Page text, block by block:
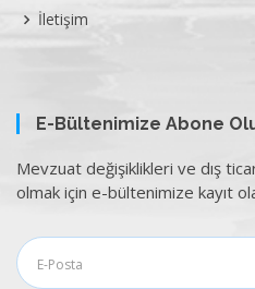
İletişim
E-Bültenimize Abone
Mevzuat değişiklikleri ve dış
olmak için e-bültenimize kayıt